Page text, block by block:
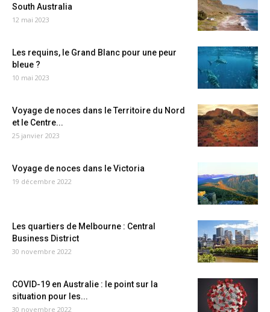
South Australia
12 mai 2023
Les requins, le Grand Blanc pour une peur
bleue ?
10 mai 2023
Voyage de noces dans le Territoire du Nord
et le Centre...
25 janvier 2023
Voyage de noces dans le Victoria
19 décembre 2022
Les quartiers de Melbourne : Central
Business District
30 novembre 2022
COVID-19 en Australie : le point sur la
situation pour les...
30 novembre 2022